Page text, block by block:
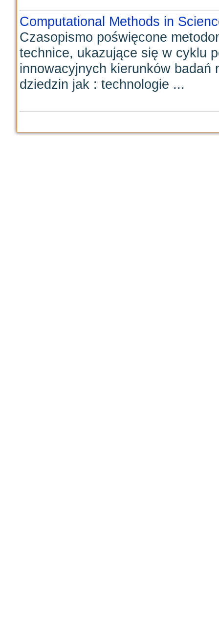
Computational Methods in
Czasopismo poświęcone
technice, ukazujące się w cyklu
innowacyjnych kierunków
dziedzin jak : technologie ...